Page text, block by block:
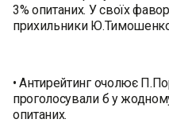
3% опитаних. У своїх
прихильники
• Антирейтинг очолює
проголосували б у
опитаних.